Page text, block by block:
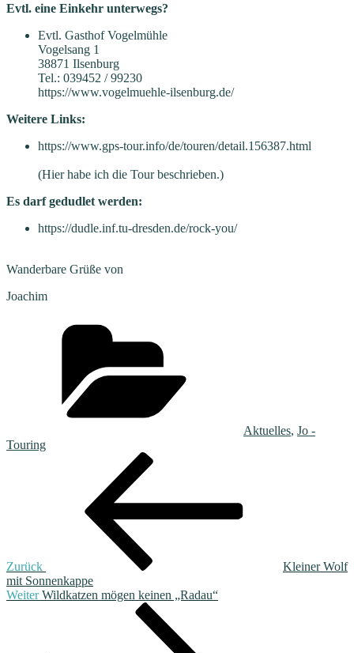
Evtl. eine Einkehr unterwegs?
Evtl. Gasthof Vogelmühle
Vogelsang 1
38871 Ilsenburg
Tel.: 039452 / 99230
https://www.vogelmuehle-ilsenburg.de/
Weitere Links:
https://www.gps-tour.info/de/touren/detail.156387.html
(Hier habe ich die Tour beschrieben.)
Es darf gedudlet werden:
https://dudle.inf.tu-dresden.de/rock-you/
Wanderbare Grüße von
Joachim
Aktuelles, Jo -
Touring
Beitragsnavigation
Zurück
Kleiner Wolf
mit Sonnenkappe
Nächster
Weiter Wildkatzen mögen keinen „Radau“